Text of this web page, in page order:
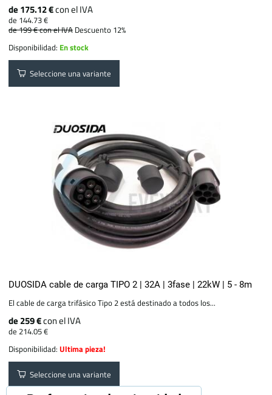
de 175.12 €con el IVA
de 144.73 €
de 199 €con el IVA Descuento 12%
Disponibilidad: En stock
Seleccione una variante
DUOSIDA cable de carga TIPO 2 | 32A | 3fase | 22kW | 5 - 8m
El cable de carga trifásico Tipo 2 está destinado a todos los...
de 259 €con el IVA
de 214.05 €
Disponibilidad:Ultima pieza!
Seleccione una variante